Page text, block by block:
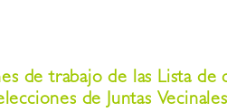
de trabajo de las Lista de
de Juntas